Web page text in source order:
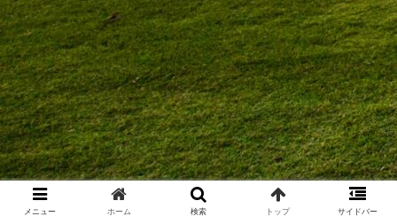
メニュー ホーム 検索 トップ サイドバー